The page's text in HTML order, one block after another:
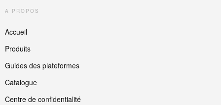
A PROPOS
Accueil
Produits
Guides des plateformes
Catalogue
Centre de confidentialité